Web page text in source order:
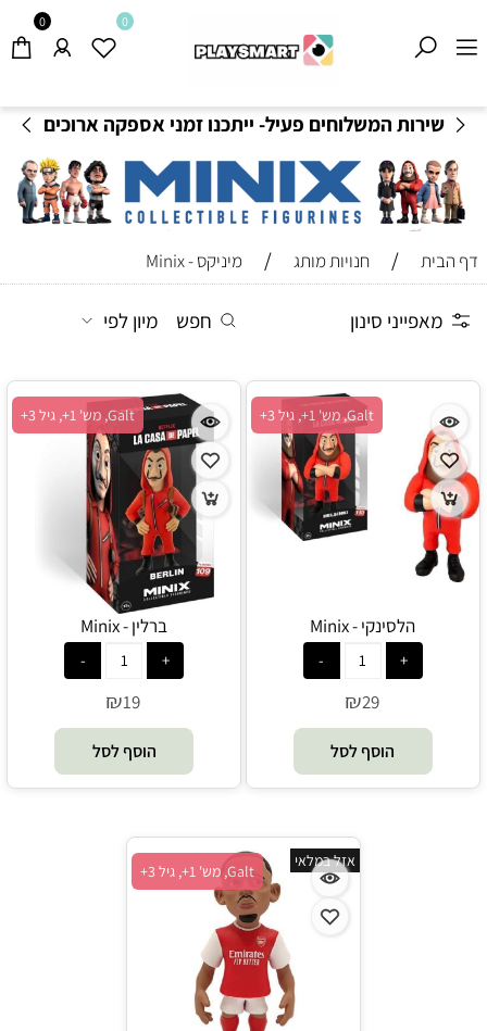
שירות המשלוחים פעיל- ייתכנו זמני אספקה ארוכים
0 0
דף הבית / חנויות מותג / מיניקס - Minix
מאפייני סינון חפש מיון לפי
Galt, מש' 1+, גיל 3+
הלסינקי - Minix
₪29
הוסף לסל
Galt, מש' 1+, גיל 3+
ברלין - Minix
₪19
הוסף לסל
Galt, מש' 1+, גיל 3+
אזל במלאי